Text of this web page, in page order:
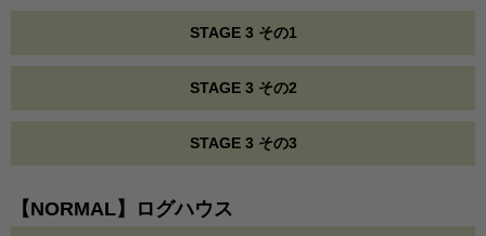
STAGE 3 その1
STAGE 3 その2
STAGE 3 その3
【NORMAL】ログハウス